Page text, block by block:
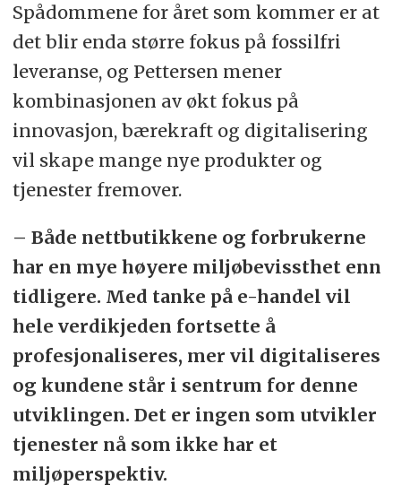
Spådommene for året som kommer er at
det blir enda større fokus på fossilfri
leveranse, og Pettersen mener
kombinasjonen av økt fokus på
innovasjon, bærekraft og digitalisering
vil skape mange nye produkter og
tjenester fremover.
– Både nettbutikkene og forbrukerne
har en mye høyere miljøbevissthet enn
tidligere. Med tanke på e-handel vil
hele verdikjeden fortsette å
profesjonaliseres, mer vil digitaliseres
og kundene står i sentrum for denne
utviklingen. Det er ingen som utvikler
tjenester nå som ikke har et
miljøperspektiv.